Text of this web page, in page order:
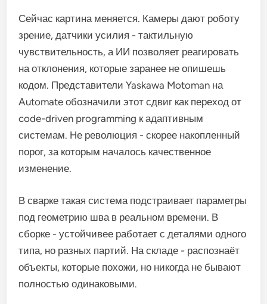
Сейчас картина меняется. Камеры дают роботу
зрение, датчики усилия - тактильную
чувствительность, а ИИ позволяет реагировать
на отклонения, которые заранее не опишешь
кодом. Представители Yaskawa Motoman на
Automate обозначили этот сдвиг как переход от
code-driven programming к адаптивным
системам. Не революция - скорее накопленный
порог, за которым началось качественное
изменение.
В сварке такая система подстраивает параметры
под геометрию шва в реальном времени. В
сборке - устойчивее работает с деталями одного
типа, но разных партий. На складе - распознаёт
объекты, которые похожи, но никогда не бывают
полностью одинаковыми.